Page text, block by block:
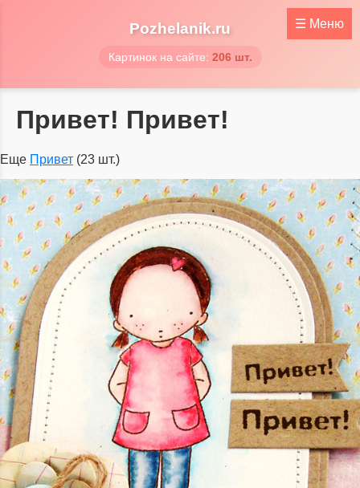
Pozhelanik.ru
Картинок на сайте: 206 шт.
☰ Меню
Привет! Привет!
Еще Привет (23 шт.)